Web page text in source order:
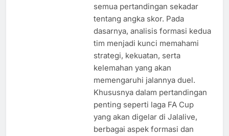
semua pertandingan sekadar
tentang angka skor. Pada
dasarnya, analisis formasi kedua
tim menjadi kunci memahami
strategi, kekuatan, serta
kelemahan yang akan
memengaruhi jalannya duel.
Khususnya dalam pertandingan
penting seperti laga FA Cup
yang akan digelar di Jalalive,
berbagai aspek formasi dan